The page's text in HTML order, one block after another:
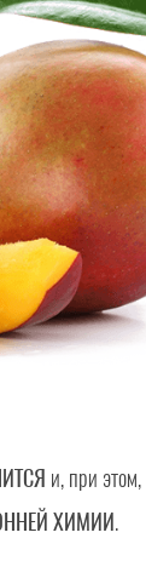
и, при этом,
ХИМИИ.